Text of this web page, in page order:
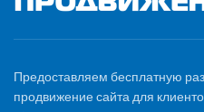
Предоставляем бесплатную
продвижение сайта для